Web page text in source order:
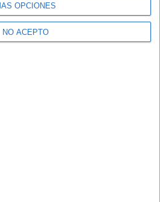
OPCIONES
NO ACEPTO